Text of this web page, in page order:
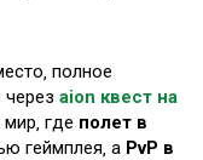
полное
через aion квест на
где полет в
геймплея‚ а PvP в